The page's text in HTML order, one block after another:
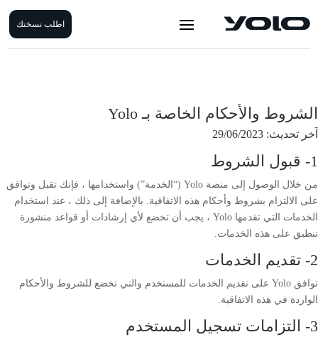
اطلب نسختك
الشروط والأحكام الخاصة بـ Yolo
آخر تحديث: 29/06/2023
1- قبول الشروط
من خلال الوصول إلى منصة Yolo (“الخدمة”) واستخدامها ، فإنك تقبل وتوافق
على الالتزام بشروط وأحكام هذه الاتفاقية. بالإضافة إلى ذلك ، عند استخدام
الخدمات التي تقدمها Yolo ، يجب أن تخضع لأي إرشادات أو قواعد منشورة
تنطبق على هذه الخدمات.
2- تقديم الخدمات
توافق Yolo على تقديم الخدمات للمستخدم والتي تخضع للشروط والأحكام
الواردة في هذه الاتفاقية.
3- التزامات تسجيل المستخدم